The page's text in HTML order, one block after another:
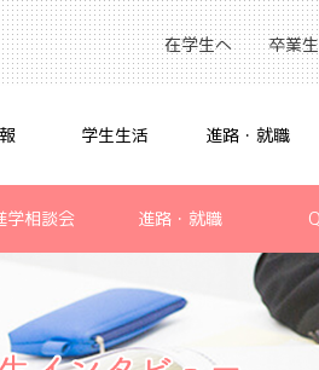
在学生へ 卒業
学生生活 進路・就職
学相談会 進路・就職